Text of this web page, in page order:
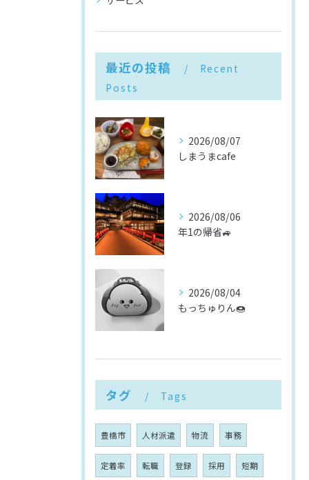
最近の投稿
Recent
Posts
2026/08/07
しまうまcafe
2026/08/06
年1の帰省🚙
2026/08/04
もっちゅりん🍩
タグ Tags
豊橋市 人材派遣 物流 事務
定着率 転職 登録 採用 短期